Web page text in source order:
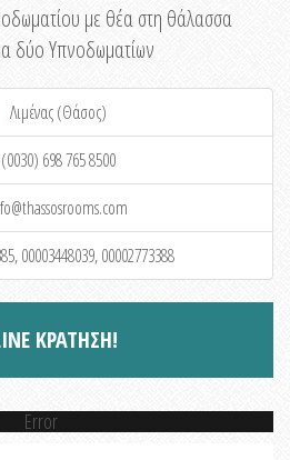
με θέα στη θάλασσα
δύο Υπνοδωματίων
Λιμένας (Θάσος)
(0030) 698 765 8500
00003448039, 00002773388
ΚΡΑΤΗΣΗ!
Error